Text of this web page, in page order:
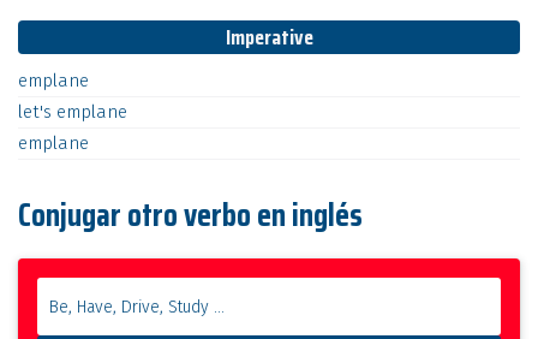
Imperative
emplane
let's emplane
emplane
Conjugar otro verbo en inglés